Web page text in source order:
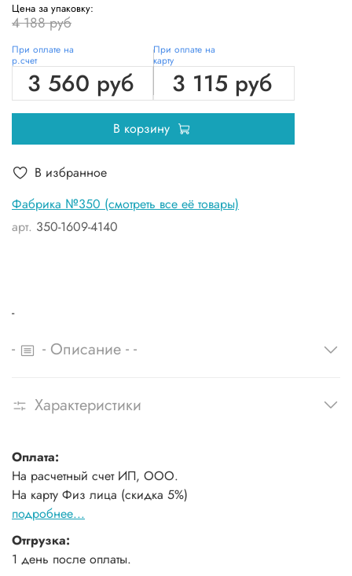
Фабрика №350 (смотреть все её товары)
арт. 350-1609-4140
Цена за упаковку:
4 188 руб
При оплате на
р.счет
3 560 руб
При оплате на
карту
3 115 руб
В корзину
В избранное
-
- - Описание - -
Характеристики
Оплата:
На расчетный счет ИП, ООО.
На карту Физ лица (скидка 5%)
подробнее...
Отгрузка:
1 день после оплаты.